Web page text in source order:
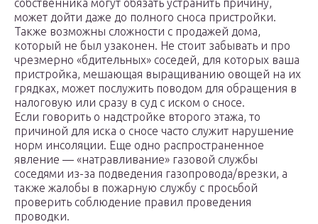
собственника могут обязать устранить причину,
может дойти даже до полного сноса пристройки.
Также возможны сложности с продажей дома,
который не был узаконен. Не стоит забывать и про
чрезмерно «бдительных» соседей, для которых ваша
пристройка, мешающая выращиванию овощей на их
грядках, может послужить поводом для обращения в
налоговую или сразу в суд с иском о сносе.
Если говорить о надстройке второго этажа, то
причиной для иска о сносе часто служит нарушение
норм инсоляции. Еще одно распространенное
явление — «натравливание» газовой службы
соседями из-за подведения газопровода/врезки, а
также жалобы в пожарную службу с просьбой
проверить соблюдение правил проведения
проводки.